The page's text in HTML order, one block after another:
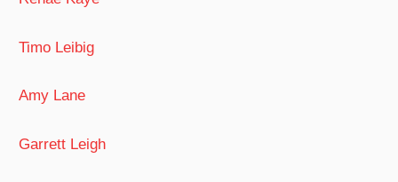
Timo Leibig
Amy Lane
Garrett Leigh